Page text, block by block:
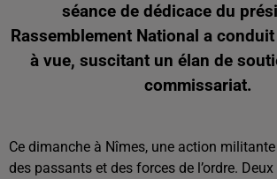
séance de dédicace du
Rassemblement National a
à vue, suscitant un élan de
commissariat.
Ce dimanche à Nîmes, une action
des passants et des forces de l’ordre.